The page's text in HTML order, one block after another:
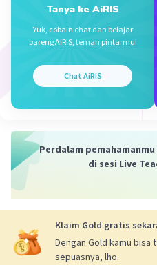
L = 4 x 𝞹 x r2
= 4 x 𝞹 x 9
= 4 x 𝞹 x 81
Tanya ke AiRIS
Yuk, cobain chat dan belajar
bareng AiRIS, teman pintarmu!
Chat AiRIS
Perdalam
di sesi Live
Klaim Gold gratis
Dengan Gold kamu bisa
sepuasnya, lho.